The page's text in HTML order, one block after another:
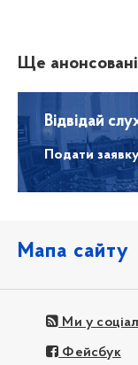
Ще анонсовані
Відвідай
Подати заявку
Мапа сайту
Ми у
Фейсбук